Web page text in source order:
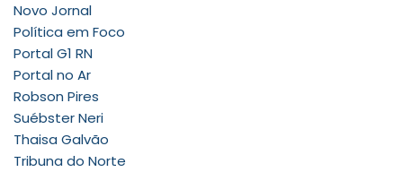
Novo Jornal
Política em Foco
Portal G1 RN
Portal no Ar
Robson Pires
Suébster Neri
Thaisa Galvão
Tribuna do Norte